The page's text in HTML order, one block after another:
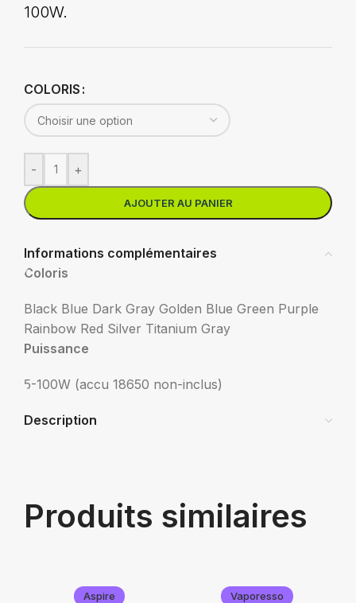
100W.
COLORIS
- +
AJOUTER AU PANIER
Informations complémentaires
Coloris
Black Blue Dark Gray Golden Blue Green Purple
Rainbow Red Silver Titanium Gray
Puissance
5-100W (accu 18650 non-inclus)
Description
Produits similaires
Aspire Vaporesso